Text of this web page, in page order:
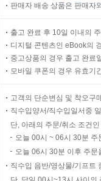
판매자 배송 상품은 판매자
출고 완료 후 10일 이내의
디지털 콘텐츠인 eBook의
중고상품의 경우 출고 완료
모바일 쿠폰의 경우 유효기
고객의 단순변심 및 착오구
직수입양서/직수입일서중
단, 아래의 주문/취소 조건
오늘 00시 ~ 06시 30분
오늘 06시 30분 이후 주
직수입 음반/영상물/기프트